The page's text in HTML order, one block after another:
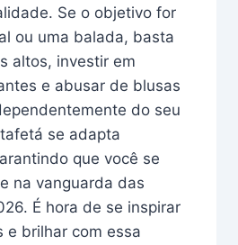
Se o objetivo for
ou uma balada, basta
altos, investir em
e abusar de blusas
do seu
se adapta
que você se
na vanguarda das
É hora de se inspirar
e brilhar com essa